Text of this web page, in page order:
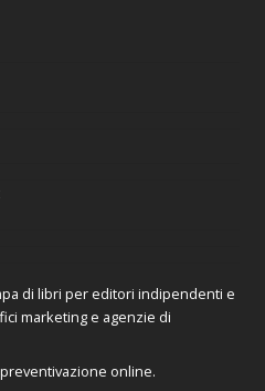
di libri per editori indipendenti e
marketing e agenzie di
online.